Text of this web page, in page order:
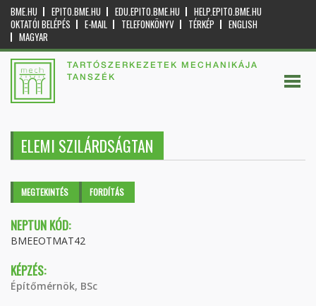
BME.HU EPITO.BME.HU EDU.EPITO.BME.HU
HELP.EPITO.BME.HU
OKTATÓI BELÉPÉS
E-MAIL TELEFONKÖNYV TÉRKÉP
ENGLISH
MAGYAR
TARTÓSZERKEZETEK MECHANIKÁJA
TANSZÉK
ELEMI SZILÁRDSÁGTAN
Elsődleges fülek
MEGTEKINTÉS (AKTÍVFORDÍTÁS
NEPTUN KÓD:
BMEEOTMAT42
KÉPZÉS:
Építőmérnök, BSc